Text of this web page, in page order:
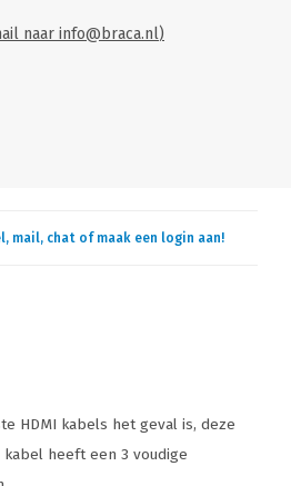
naar info@braca.nl)
mail, chat of maak een login aan!
HDMI kabels het geval is, deze
heeft een 3 voudige